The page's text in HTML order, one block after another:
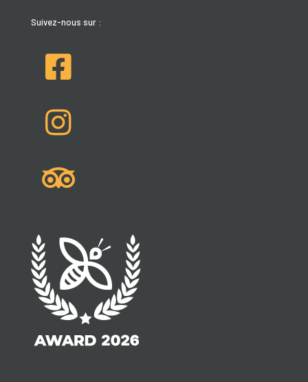
Suivez-nous sur :